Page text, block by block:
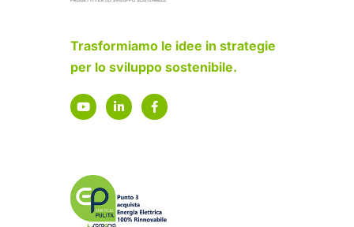
Trasformiamo le idee in strategie
per lo sviluppo sostenibile.